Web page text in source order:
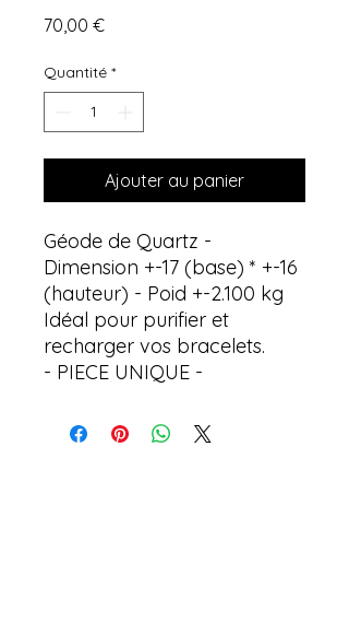
70,00 €Prix
Quantité *
Ajouter au panier
Géode de Quartz -
Dimension +-17 (base) * +-16
(hauteur) - Poid +-2.100 kg
Idéal pour purifier et
recharger vos bracelets.
- PIECE UNIQUE -